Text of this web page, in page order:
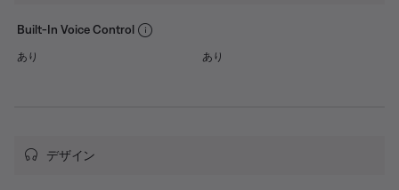
Built-In Voice Control
あり
デザイン
あり